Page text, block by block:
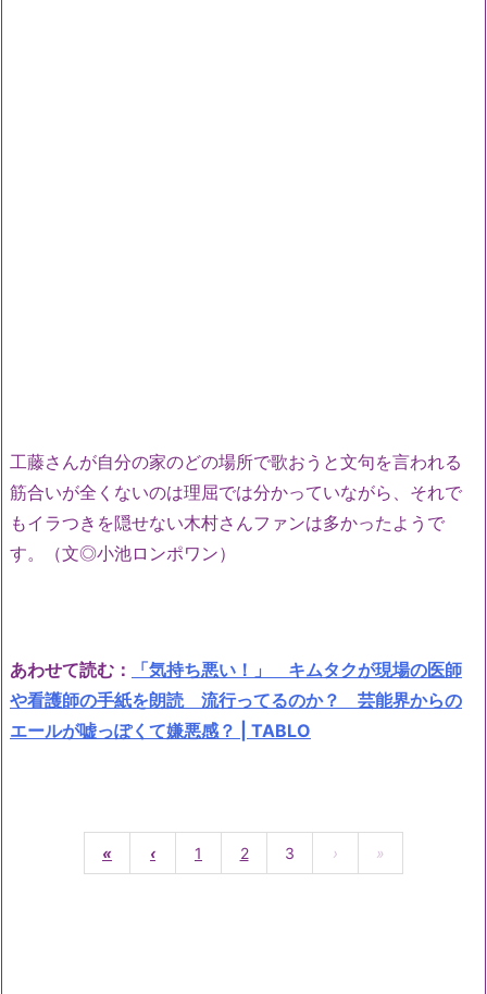
工藤さんが自分の家のどの場所で歌おうと文句を言われる
筋合いが全くないのは理屈では分かっていながら、それで
もイラつきを隠せない木村さんファンは多かったようで
す。（文◎小池ロンポワン）
あわせて読む：
「気持ち悪い！」 キムタクが現場の医師
や看護師の手紙を朗読 流行ってるのか？ 芸能界からの
エールが嘘っぽくて嫌悪感？ | TABLO
« ‹ 1 2 3 › »